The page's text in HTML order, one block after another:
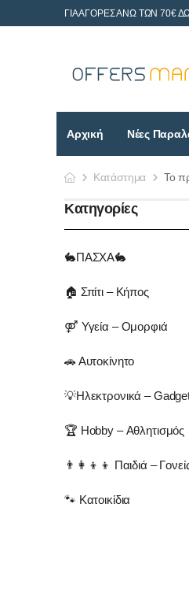
ΓΙΑ ΑΓΟΡΕΣ ΑΝΩ ΤΩΝ 70€
Αρχική Νέες
Κατάστημα
Το
Κατηγορίες
🐇ΠΑΣΧΑ🐇
🏠 Σπίτι – Κήπος
⚤ Υγεία – Ομορφιά
🚗 Αυτοκίνητο
💡Ηλεκτρονικά –
🏆 Hobby – Αθλητισμός
👨‍👩‍👦‍👦 Παιδιά –
🐾 Κατοικίδια